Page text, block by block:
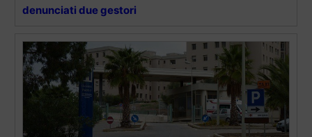
denunciati due gestori